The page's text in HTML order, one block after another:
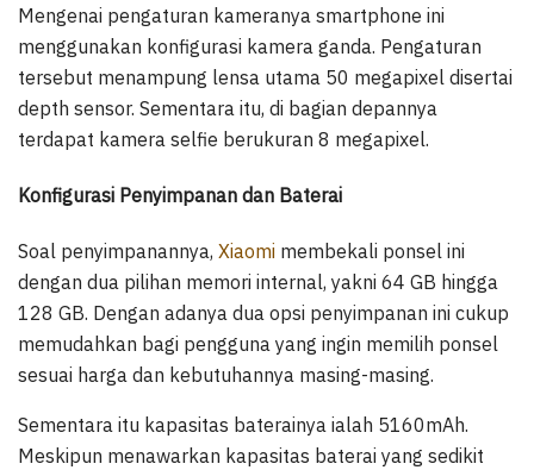
Mengenai pengaturan kameranya smartphone ini
menggunakan konfigurasi kamera ganda. Pengaturan
tersebut menampung lensa utama 50 megapixel disertai
depth sensor. Sementara itu, di bagian depannya
terdapat kamera selfie berukuran 8 megapixel.
Konfigurasi Penyimpanan dan Baterai
Soal penyimpanannya, Xiaomi membekali ponsel ini
dengan dua pilihan memori internal, yakni 64 GB hingga
128 GB. Dengan adanya dua opsi penyimpanan ini cukup
memudahkan bagi pengguna yang ingin memilih ponsel
sesuai harga dan kebutuhannya masing-masing.
Sementara itu kapasitas baterainya ialah 5160mAh.
Meskipun menawarkan kapasitas baterai yang sedikit